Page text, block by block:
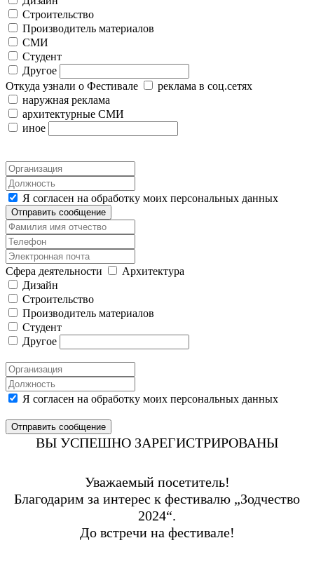
Строительство
Производитель материалов
СМИ
Студент
Другое
Откуда узнали о Фестивале
реклама в соц.сетях
наружная реклама
архитектурные СМИ
иное
Я согласен на обработку моих персональных данных
Отправить сообщение
Сфера деятельности
Архитектура
Дизайн
Строительство
Производитель материалов
Студент
Другое
Я согласен на обработку моих персональных данных
Отправить сообщение
ВЫ УСПЕШНО ЗАРЕГИСТРИРОВАНЫ
Уважаемый посетитель!
Благодарим за интерес к фестивалю „Зодчество
2024“.
До встречи на фестивале!